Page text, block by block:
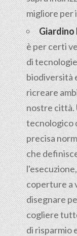
migliore per
Giardino
è per certi
di
biodiversità
ricreare
nostre città.
tecnologico
precisa
che
coperture a
disegnare
cogliere
di risparmio